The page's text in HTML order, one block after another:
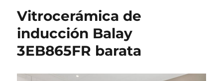
Vitrocerámica de
inducción Balay
3EB865FR barata